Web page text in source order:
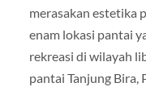
merasakan estetika
enam lokasi pantai
rekreasi di wilayah
pantai Tanjung Bira,